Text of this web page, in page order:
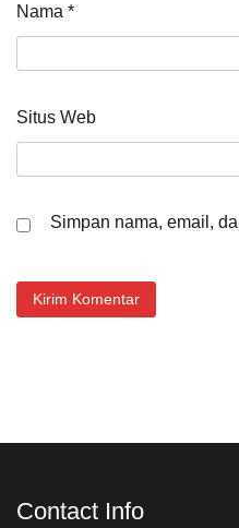
Nama *
Situs Web
Simpan nama, email,
Contact Info